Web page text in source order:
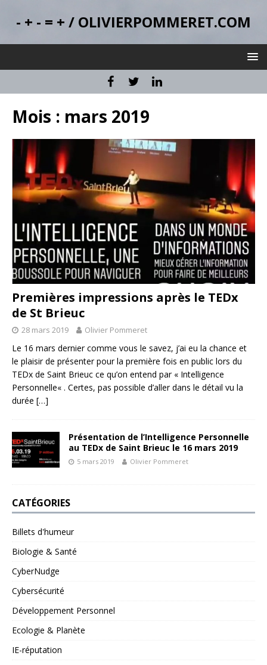
- + - = + / OLIVIERPOMMERET.COM
Mois : mars 2019
Premières impressions après le TEDx
de St Brieuc
28 mars 2019 Olivier Pommeret
Le 16 mars dernier comme vous le savez, j’ai eu la chance et
le plaisir de présenter pour la première fois en public lors du
TEDx de Saint Brieuc ce qu’on entend par « Intelligence
Personnelle« . Certes, pas possible d’aller dans le détail vu la
durée […]
Présentation de l’Intelligence Personnelle
au TEDx de Saint Brieuc le 16 mars 2019
5 mars 2019 Olivier Pommeret
CATÉGORIES
Billets d'humeur
Biologie & Santé
CyberNudge
Cybersécurité
Développement Personnel
Ecologie & Planète
IE-réputation